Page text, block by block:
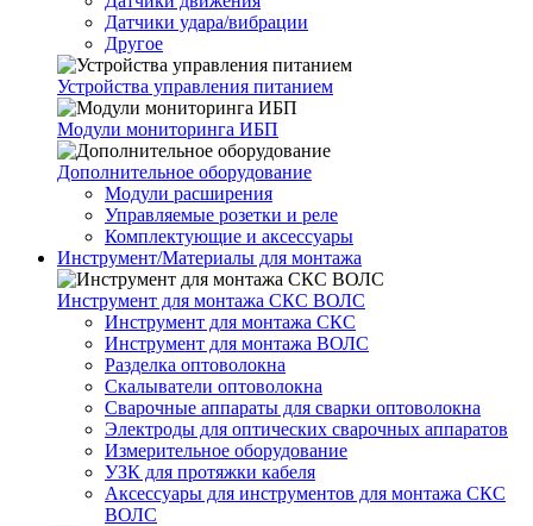
Датчики удара/вибрации
Другое
Устройства управления питанием
Модули мониторинга ИБП
Дополнительное оборудование
Модули расширения
Управляемые розетки и реле
Комплектующие и аксессуары
Инструмент/Материалы для монтажа
Инструмент для монтажа СКС ВОЛС
Инструмент для монтажа СКС
Инструмент для монтажа ВОЛС
Разделка оптоволокна
Скалыватели оптоволокна
Сварочные аппараты для сварки оптоволокна
Электроды для оптических сварочных аппаратов
Измерительное оборудование
УЗК для протяжки кабеля
Аксессуары для инструментов для монтажа СКС
ВОЛС